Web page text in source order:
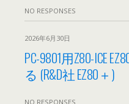
NO RESPONSES
2026年6月30日
PC-9801用Z80-ICE
る (R&D社 EZ80＋)
NO RESPONSES